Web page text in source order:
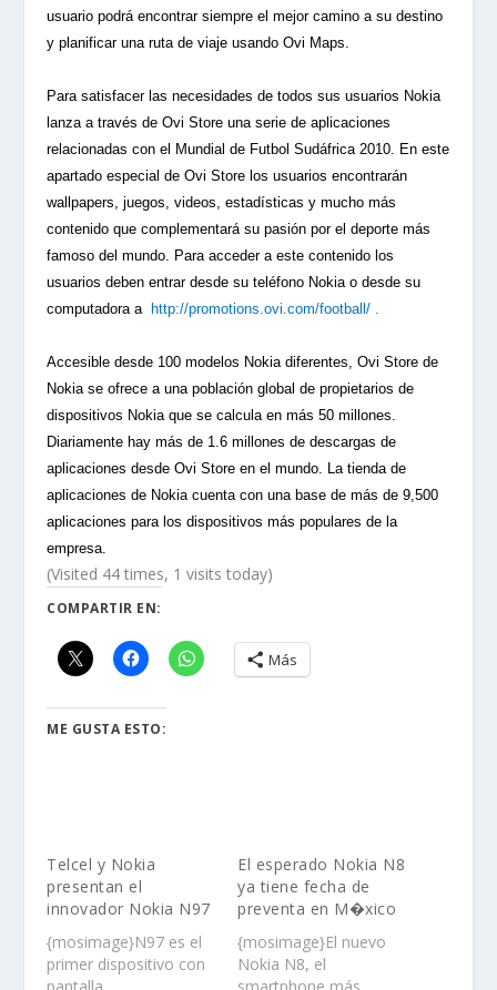
usuario podrá encontrar siempre el mejor camino a su destino
y planificar una ruta de viaje usando Ovi Maps.
Para satisfacer las necesidades de todos sus usuarios Nokia
lanza a través de Ovi Store una serie de aplicaciones
relacionadas con el Mundial de Futbol Sudáfrica 2010. En este
apartado especial de Ovi Store los usuarios encontrarán
wallpapers, juegos, videos, estadísticas y mucho más
contenido que complementará su pasión por el deporte más
famoso del mundo. Para acceder a este contenido los
usuarios deben entrar desde su teléfono Nokia o desde su
computadora a
http://promotions.ovi.com/football/ .
Accesible desde 100 modelos Nokia diferentes, Ovi Store de
Nokia se ofrece a una población global de propietarios de
dispositivos Nokia que se calcula en más 50 millones.
Diariamente hay más de 1.6 millones de descargas de
aplicaciones desde Ovi Store en el mundo. La tienda de
aplicaciones de Nokia cuenta con una base de más de 9,500
aplicaciones para los dispositivos más populares de la
empresa.
(Visited 44 times, 1 visits today)
COMPARTIR EN:
Más
ME GUSTA ESTO:
Telcel y Nokia
presentan el
innovador Nokia N97
{mosimage}N97 es el
primer dispositivo con
El esperado Nokia N8
ya tiene fecha de
preventa en M�xico
{mosimage}El nuevo
Nokia N8, el